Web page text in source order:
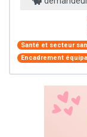
Santé et secteur
Encadrement